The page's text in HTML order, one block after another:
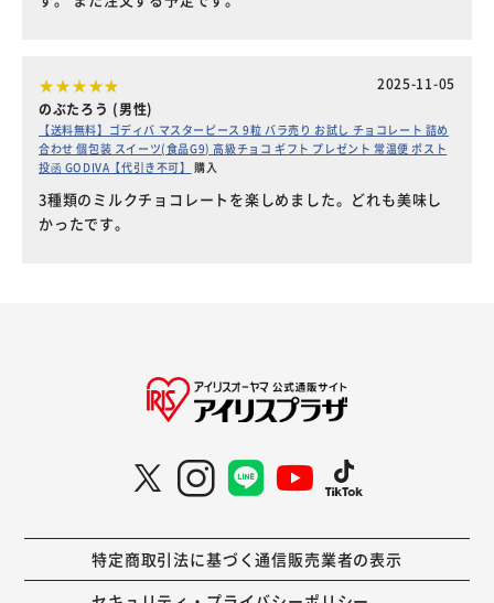
2025-11-05
のぶたろう (男性)
【送料無料】ゴディバ マスターピース 9粒 バラ売り お試し チョコレート 詰め
合わせ 個包装 スイーツ(食品G9) 高級チョコ ギフト プレゼント 常温便 ポスト
投函 GODIVA【代引き不可】 購入
3種類のミルクチョコレートを楽しめました。どれも美味し
かったです。
特定商取引法に基づく通信販売業者の表示